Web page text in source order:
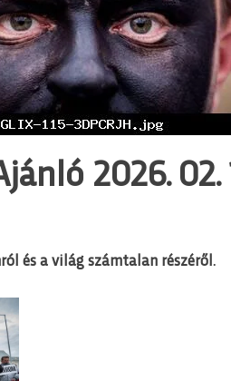
2026. 02.
és a világ számtalan részéről.